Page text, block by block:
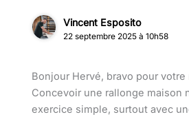
Vincent Esposito
22 septembre 2025 à 10h58
Bonjour Hervé, bravo pour votre
Concevoir une rallonge maison
exercice simple, surtout avec